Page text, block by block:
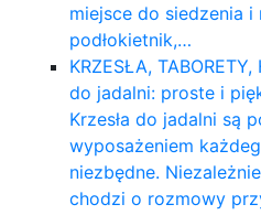
miejsce do siedzenia i
podłokietnik,…
KRZESŁA, TABORETY,
do jadalni: proste i
Krzesła do jadalni są
wyposażeniem
niezbędne.
chodzi o rozmowy